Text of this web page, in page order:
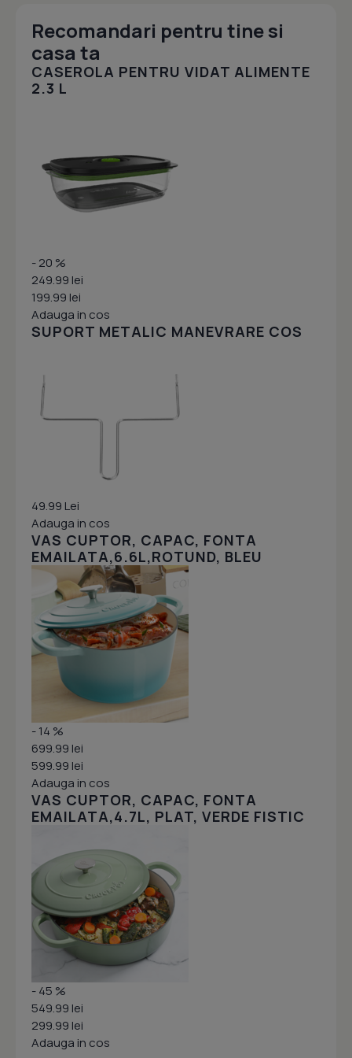
Recomandari pentru tine si
casa ta
CASEROLA PENTRU VIDAT ALIMENTE
2.3 L
- 20 %
249.99 lei
199.99 lei
Adauga in cos
SUPORT METALIC MANEVRARE COS
49.99 Lei
Adauga in cos
VAS CUPTOR, CAPAC, FONTA
EMAILATA,6.6L,ROTUND, BLEU
- 14 %
699.99 lei
599.99 lei
Adauga in cos
VAS CUPTOR, CAPAC, FONTA
EMAILATA,4.7L, PLAT, VERDE FISTIC
- 45 %
549.99 lei
299.99 lei
Adauga in cos